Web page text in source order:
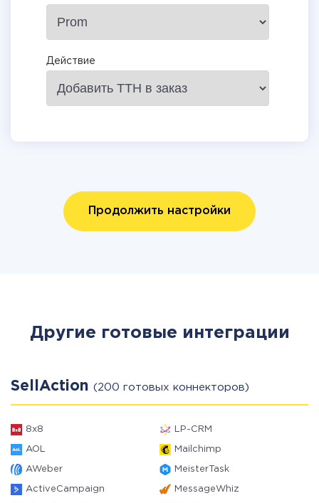
Действие
Продолжить настройки
Другие готовые интеграции
SellAction (200 готовых коннекторов)
8x8 LP-CRM
AOL Mailchimp
AWeber MeisterTask
ActiveCampaign MessageWhiz